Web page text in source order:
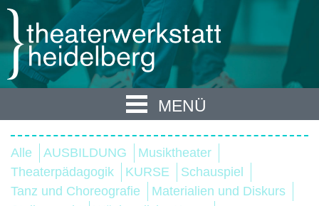
MENÜ
Alle AUSBILDUNG
Musiktheater
Theaterpädagogik
KURSE
Schauspiel
Tanz und Choreografie
Materialien und Diskurs